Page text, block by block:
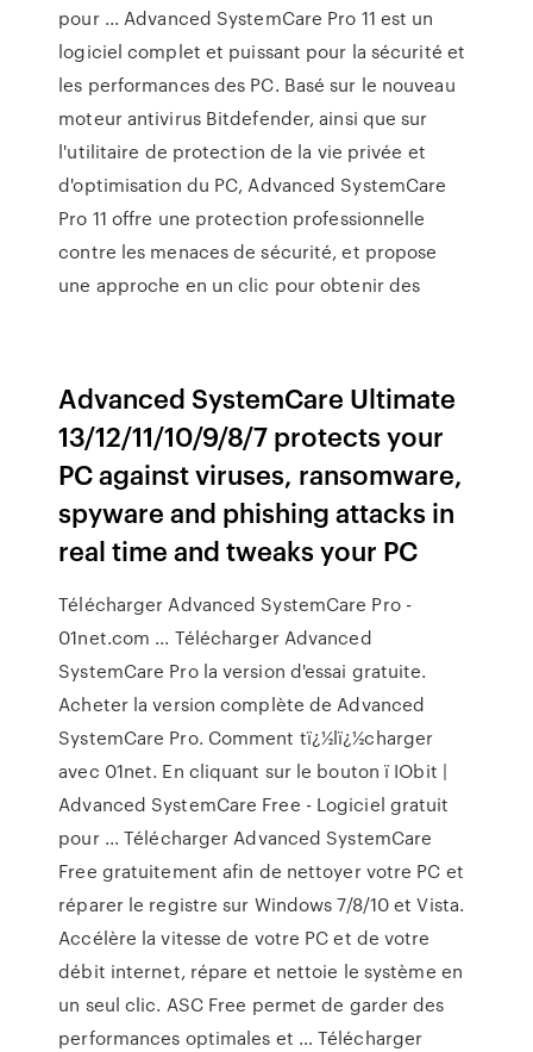
pour ... Advanced SystemCare Pro 11 est un
logiciel complet et puissant pour la sécurité et
les performances des PC. Basé sur le nouveau
moteur antivirus Bitdefender, ainsi que sur
l'utilitaire de protection de la vie privée et
d'optimisation du PC, Advanced SystemCare
Pro 11 offre une protection professionnelle
contre les menaces de sécurité, et propose
une approche en un clic pour obtenir des
Advanced SystemCare Ultimate
13/12/11/10/9/8/7 protects your
PC against viruses, ransomware,
spyware and phishing attacks in
real time and tweaks your PC
Télécharger Advanced SystemCare Pro -
01net.com ... Télécharger Advanced
SystemCare Pro la version d'essai gratuite.
Acheter la version complète de Advanced
SystemCare Pro. Comment tï¿½lï¿½charger
avec 01net. En cliquant sur le bouton ï IObit |
Advanced SystemCare Free - Logiciel gratuit
pour ... Télécharger Advanced SystemCare
Free gratuitement afin de nettoyer votre PC et
réparer le registre sur Windows 7/8/10 et Vista.
Accélère la vitesse de votre PC et de votre
débit internet, répare et nettoie le système en
un seul clic. ASC Free permet de garder des
performances optimales et … Télécharger